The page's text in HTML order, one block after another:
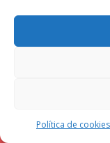
Política de cookies
¿Quién
reparación
Si surge algún
Estamos aquí